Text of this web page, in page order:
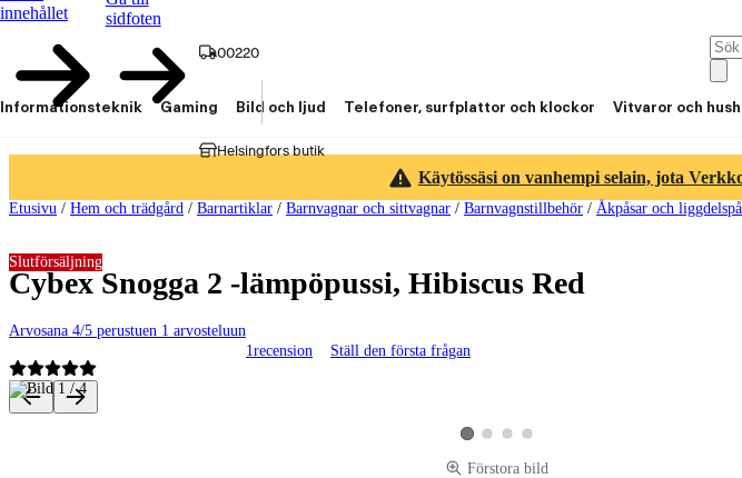
innehållet
sidfoten
00220
Helsingfors butik
Informationsteknik Gaming Bild och ljud Telefoner, surfplattor och klockor Vitvaror och
Käytössäsi on vanhempi selain, jota
Etusivu / Hem och trädgård / Barnartiklar / Barnvagnar och sittvagnar / Barnvagnstillbehör / Åkpåsar och
Cybex Snogga 2 -lämpöpussi, Hibiscus Red
Arvosana 4/5 perustuen 1 arvosteluun
1recension Ställ den första frågan
Slutförsäljning
Produktbilder och videor
Visa produktbild 1
Visa produktbild 2
Visa produktbild 3
Visa produktbild 4
Förstora bild